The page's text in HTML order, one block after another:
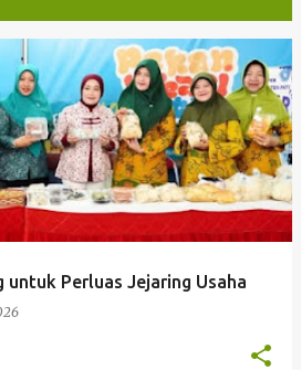
untuk Perluas Jejaring Usaha
Kabarpatigo